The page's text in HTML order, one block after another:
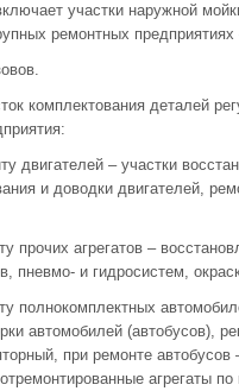
участки наружной
ремонтных
комплектования деталей
двигателей – участки
и доводки двигателей,
прочих агрегатов –
пневмо- и гидросистем,
полнокомплектных
автомобилей (автобусов),
при ремонте
агрегаты